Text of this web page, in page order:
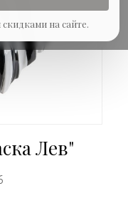
на сайте.
Лев"